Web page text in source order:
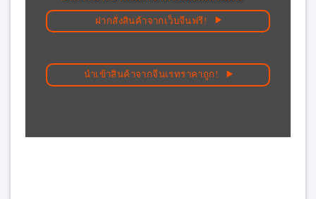
ฝากสั่งสินค้าจากเว็บจีนฟรี!
นำเข้าสินค้าจากจีนเรทราคาถูก!